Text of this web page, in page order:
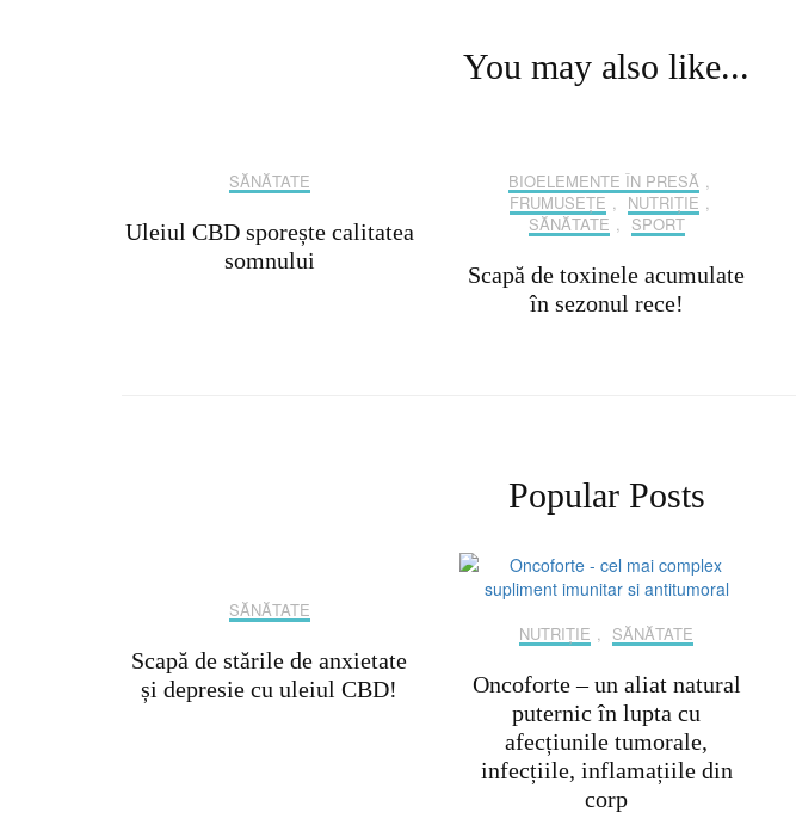
You may also like...
SĂNĂTATE
Uleiul CBD sporește calitatea
somnului
BIOELEMENTE ÎN PRESĂ ,
FRUMUSEȚE , NUTRIȚIE ,
SĂNĂTATE , SPORT
Scapă de toxinele acumulate
în sezonul rece!
Popular Posts
SĂNĂTATE
Scapă de stările de anxietate
și depresie cu uleiul CBD!
NUTRIȚIE , SĂNĂTATE
Oncoforte – un aliat natural
puternic în lupta cu
afecțiunile tumorale,
infecțiile, inflamațiile din
corp